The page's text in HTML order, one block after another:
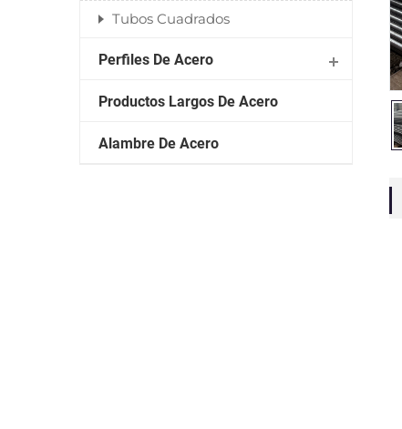
Tubos Cuadrados
Perfiles De Acero
Productos Largos De Acero
Alambre De Acero